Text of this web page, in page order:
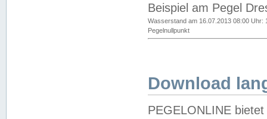
Beispiel am Pegel
Wasserstand am 16.07.2013 08:00 Uhr:
Pegelnullpunkt
Download
PEGELONLINE